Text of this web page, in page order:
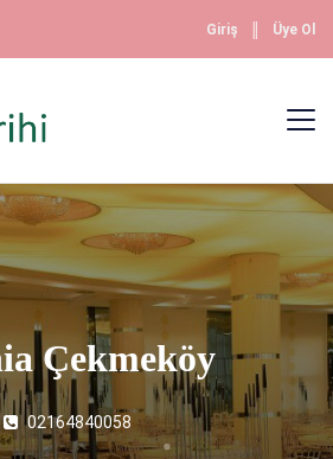
Giriş Üye Ol
Çekmeköy
02164840058